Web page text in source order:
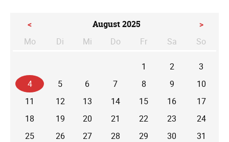
< August 2025
>
Mo
Di enstag
Mi ttwoch
Do nnerstag
Fr Sa mstagSo
1 2
3
4
5 6 7 8 9
10
11
12 13 14 15 16
17
18
19 20 21 22 23
24
25
26 27 28 29 30 31